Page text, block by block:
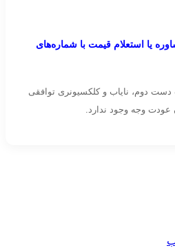
یا استعلام قیمت با شماره‌های
دوم، نایاب و کلکسیونری توافقی
وجه وجود ندارد.